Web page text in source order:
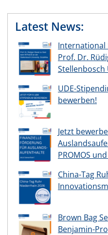
Latest News:
International
Prof. Dr.
Stellenbosch
UDE-
bewerben!
Jetzt
PROMOS
China-Tag
Brown Bag
Benjamin-